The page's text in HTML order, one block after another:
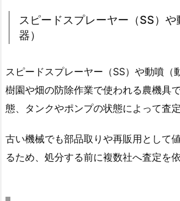
スピードスプレーヤー（SS）
器）
スピードスプレーヤー（SS）や動噴（
樹園や畑の防除作業で使われる農機具
態、タンクやポンプの状態によって査
古い機械でも部品取りや再販用として
るため、処分する前に複数社へ査定を